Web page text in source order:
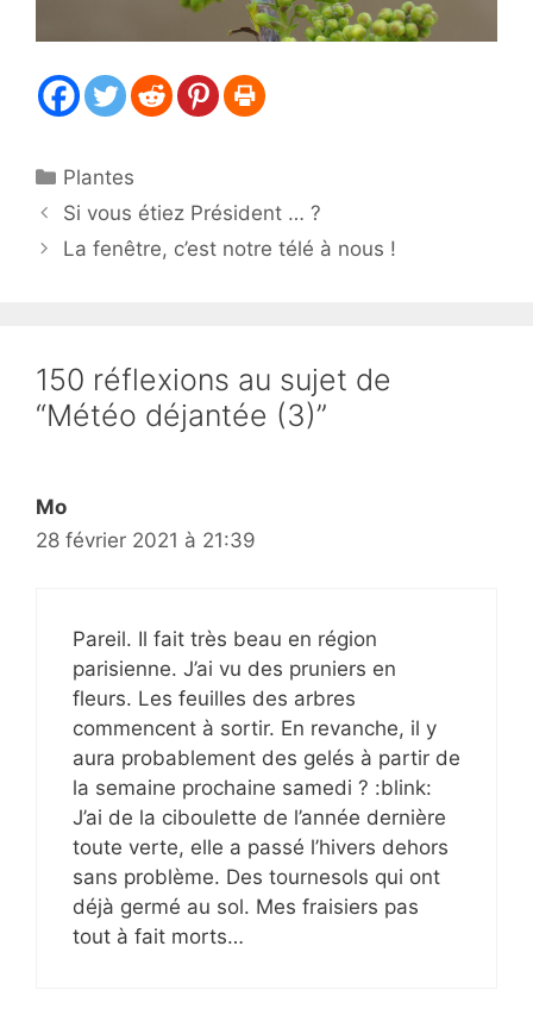
Catégories
Plantes
Si vous étiez Président … ?
La fenêtre, c’est notre télé à nous !
150 réflexions au sujet de
“Météo déjantée (3)”
Mo
28 février 2021 à 21:39
Pareil. Il fait très beau en région
parisienne. J’ai vu des pruniers en
fleurs. Les feuilles des arbres
commencent à sortir. En revanche, il y
aura probablement des gelés à partir de
la semaine prochaine samedi ? :blink:
J’ai de la ciboulette de l’année dernière
toute verte, elle a passé l’hivers dehors
sans problème. Des tournesols qui ont
déjà germé au sol. Mes fraisiers pas
tout à fait morts…